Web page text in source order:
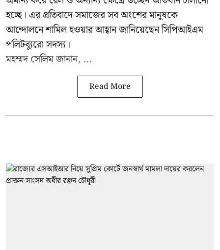
হচ্ছে। এর প্রতিবাদে সমাজের সব অংশের মানুষকে
আন্দোলনে শামিল হওয়ার আহ্বান জানিয়েছেন সিপিআইএম
পলিটব্যুরো সদস্য।
মহম্মদ সেলিম জানান, ...
Read More